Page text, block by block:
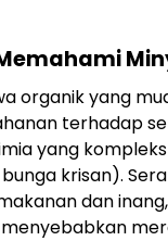
organik yang
terhadap
yang
krisan).
dan